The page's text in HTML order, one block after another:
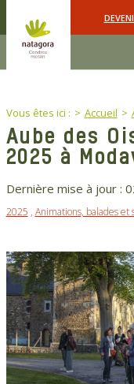
You are here:
Vous êtes ici : Accueil
Aube des
2025 à
Dernière mise à jour :
2025 , Animations, balades et